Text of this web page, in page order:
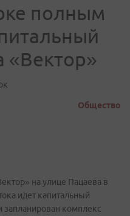
полным
«Вектор»
Общество
на улице Пацаева в
идет капитальный
запланирован комплекс